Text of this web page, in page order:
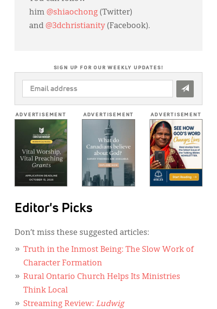
him @shiaochong (Twitter)
and @3dchristianity (Facebook).
SIGN UP FOR OUR WEEKLY UPDATES!
EMAIL
ADDRESS
ADVERTISEMENT ADVERTISEMENT ADVERTISEMENT
Editor's Picks
Don’t miss these suggested articles:
Truth in the Inmost Being: The Slow Work of
Character Formation
Rural Ontario Church Helps Its Ministries
Think Local
Streaming Review: Ludwig